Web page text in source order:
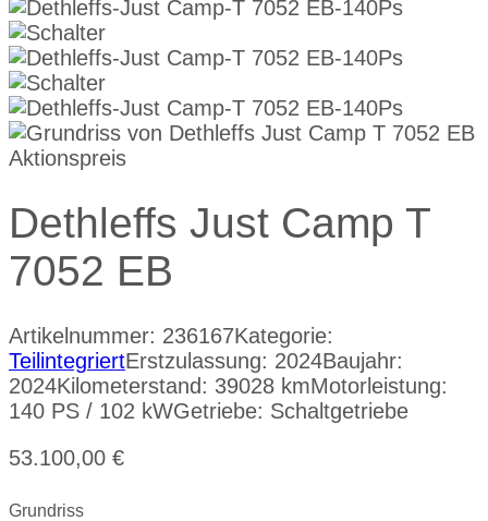
Dethleffs Just Camp T
7052 EB
Artikelnummer: 236167Kategorie:
TeilintegriertErstzulassung: 2024Baujahr:
2024Kilometerstand: 39028 kmMotorleistung:
140 PS / 102 kWGetriebe: Schaltgetriebe
53.100,00 €
Grundriss